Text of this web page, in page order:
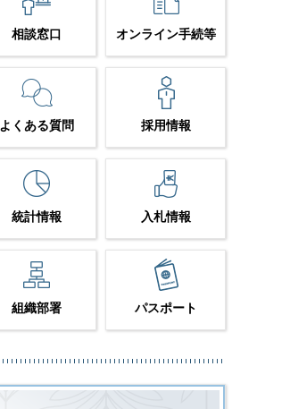
相談窓口 オンライン手続等
よくある質問 採用情報
統計情報 入札情報
組織部署 パスポート